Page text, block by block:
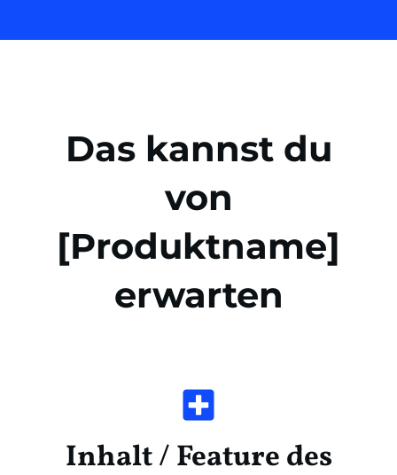
Das kannst du
von
[Produktname]
erwarten
Inhalt / Feature des